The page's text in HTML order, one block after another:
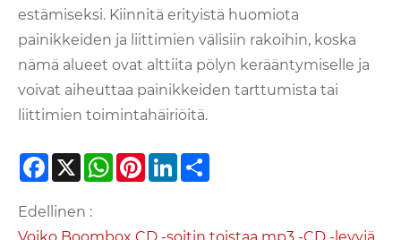
estämiseksi. Kiinnitä erityistä huomiota
painikkeiden ja liittimien välisiin rakoihin, koska
nämä alueet ovat alttiita pölyn kerääntymiselle ja
voivat aiheuttaa painikkeiden tarttumista tai
liittimien toimintahäiriöitä.
Facebook
X WhatsApp
PinterestLinkedIn
Edellinen :